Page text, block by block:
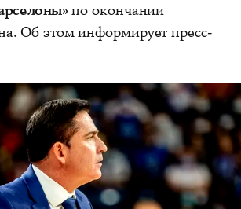
по окончании
Об этом информирует пресс-